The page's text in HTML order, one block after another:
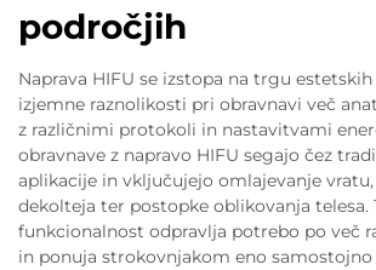
področjih
Naprava HIFU se izstopa na trgu estetskih
izjemne raznolikosti pri obravnavi več
z različnimi protokoli in nastavitvami
obravnave z napravo HIFU segajo čez
aplikacije in vključujejo omlajevanje
dekolteja ter postopke oblikovanja telesa.
funkcionalnost odpravlja potrebo po več
in ponuja strokovnjakom eno